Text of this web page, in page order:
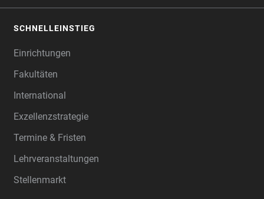
SCHNELLEINSTIEG
Einrichtungen
Fakultäten
International
Exzellenzstrategie
Termine & Fristen
Lehrveranstaltungen
Stellenmarkt